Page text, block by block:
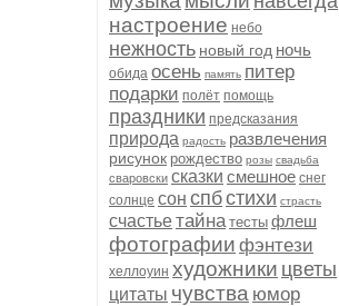
настроение небо
нежность новый год ночь
обида осень память питер
подарки полёт помощь
праздники предсказания
природа радость развлечения
рисунок рождество розы свадьба
сваровски сказки смешное снег
солнце сон спбстихи страсть
счастьетайна тесты флеш
фотографии фэнтези
хеллоуин художники цветы
цитаты чувства юмор